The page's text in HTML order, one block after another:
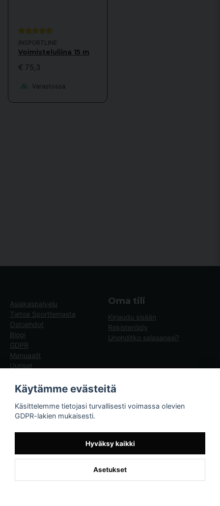
INSPORTLINE
Voimisteluliina 15 m
€ 75,3
Varastossa
Asiakaspalvelu
Tietoa Sporttemasta
Ostoehdot
Blogi
GDPR
Manuaalit
Uutiset
Oma tili
Kirjaudu sisään
Rekisteröidy
Unohditko salasanasi?
Sporttema
Drottninggatan 47
Käytämme evästeitä
Käsittelemme tietojasi turvallisesti voimassa olevien
GDPR-lakien mukaisesti.
Hyväksy kaikki
Asetukset